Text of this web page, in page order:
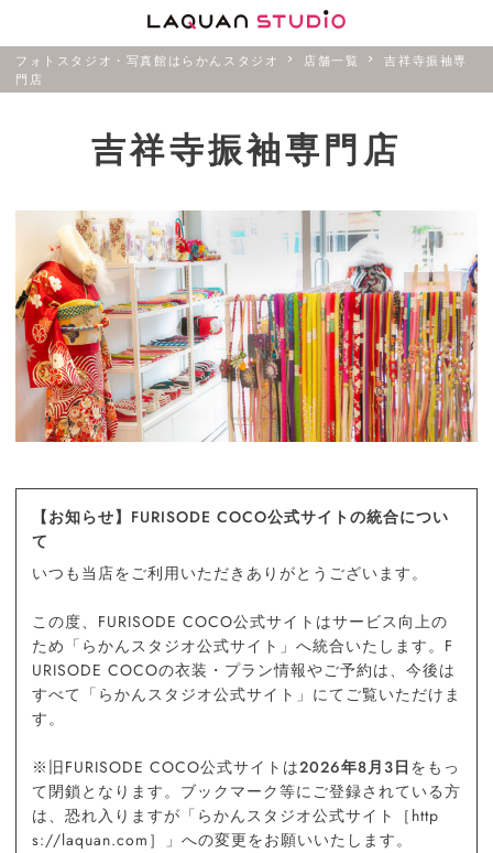
フォトスタジオ・写真館はらかんスタジオ 店舗一覧
吉祥寺振袖専
門店
吉祥寺振袖専門店
【お知らせ】FURISODE COCO公式サイトの統合につい
て
いつも当店をご利用いただきありがとうございます。
この度、FURISODE COCO公式サイトはサービス向上の
ため「らかんスタジオ公式サイト」へ統合いたします。F
URISODE COCOの衣装・プラン情報やご予約は、今後は
すべて「らかんスタジオ公式サイト」にてご覧いただけま
す。
※旧FURISODE COCO公式サイトは2026年8月3日 をもっ
て閉鎖となります。ブックマーク等にご登録されている方
は、恐れ入りますが「らかんスタジオ公式サイト［http
s://laquan.com］」への変更をお願いいたします。